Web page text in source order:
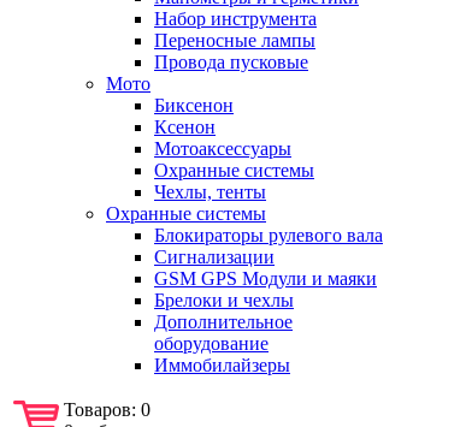
Набор инструмента
Переносные лампы
Провода пусковые
Мото
Биксенон
Ксенон
Мотоаксессуары
Охранные системы
Чехлы, тенты
Охранные системы
Блокираторы рулевого вала
Сигнализации
GSM GPS Модули и маяки
Брелоки и чехлы
Дополнительное
оборудование
Иммобилайзеры
Товаров: 0